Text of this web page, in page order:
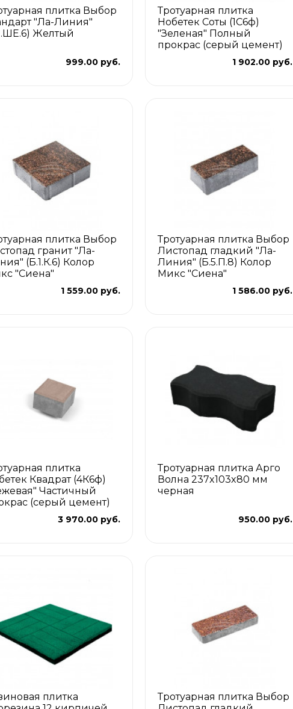
плитка Выбор
"Ла-Линия"
Желтый
999.00 руб.
Тротуарная плитка
Нобетек Соты (1С6ф)
"Зеленая" Полный
прокрас (серый цемент)
1 902.00 руб.
плитка Выбор
гранит "Ла-
(Б.1.К.6) Колор
"Сиена"
1 559.00 руб.
Тротуарная плитка Выбор
Листопад гладкий "Ла-
Линия" (Б.5.П.8) Колор
Микс "Сиена"
1 586.00 руб.
плитка
Квадрат (4К6ф)
Частичный
(серый цемент)
3 970.00 руб.
Тротуарная плитка Арго
Волна 237x103x80 мм
черная
950.00 руб.
плитка
Тротуарная плитка Выбор